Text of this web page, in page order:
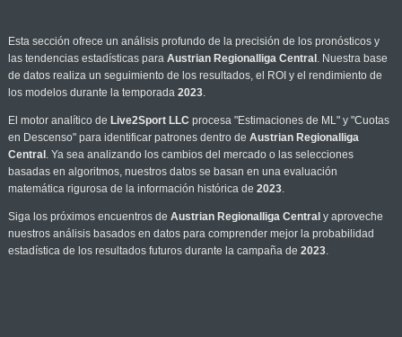
Esta sección ofrece un análisis profundo de la precisión de los pronósticos y
las tendencias estadísticas para Austrian Regionalliga Central . Nuestra base
de datos realiza un seguimiento de los resultados, el ROI y el rendimiento de
los modelos durante la temporada 2023.
El motor analítico de Live2Sport LLC procesa "Estimaciones de ML" y "Cuotas
en Descenso" para identificar patrones dentro de Austrian Regionalliga
Central . Ya sea analizando los cambios del mercado o las selecciones
basadas en algoritmos, nuestros datos se basan en una evaluación
matemática rigurosa de la información histórica de 2023.
Siga los próximos encuentros de Austrian Regionalliga Central y aproveche
nuestros análisis basados en datos para comprender mejor la probabilidad
estadística de los resultados futuros durante la campaña de 2023.